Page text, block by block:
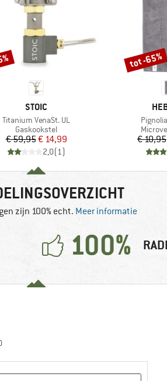
MERK
STOIC
Artikel
Titanium VenaSt. UL
Productgroep
Gaskookstel
Prijs
€ 59,95Verlaagde prijs
€ 14,99
2,0(1)
Artikel
€ 10,95
Korting
tot -65%
zijn 100% echt. Meer informatie
100%